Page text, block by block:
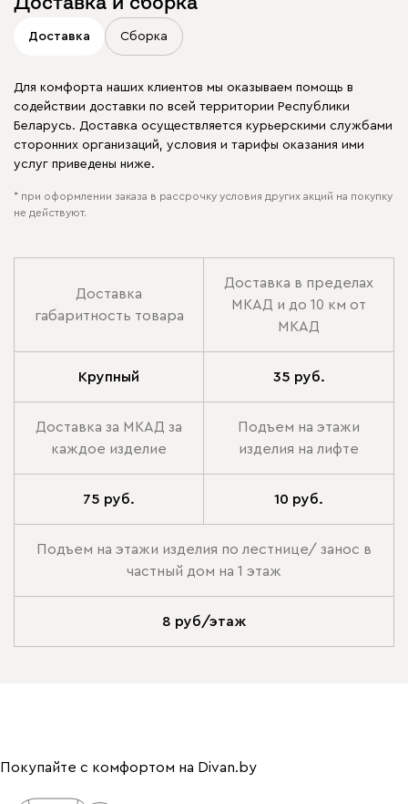
Доставка Сборка
Для комфорта наших клиентов мы оказываем помощь в
содействии доставки по всей территории Республики
Беларусь. Доставка осуществляется курьерскими службами
сторонних организаций, условия и тарифы оказания ими
услуг приведены ниже.
* при оформлении заказа в рассрочку условия других акций на покупку
не действуют.
Доставка
габаритность товара
Доставка в пределах
МКАД и до 10 км от
МКАД
Крупный 35 руб.
Доставка за МКАД за
каждое изделие
Подъем на этажи
изделия на лифте
75 руб. 10 руб.
Подъем на этажи изделия по лестнице/ занос в
частный дом на 1 этаж
8 руб/этаж
Покупайте с комфортом на Divan.by